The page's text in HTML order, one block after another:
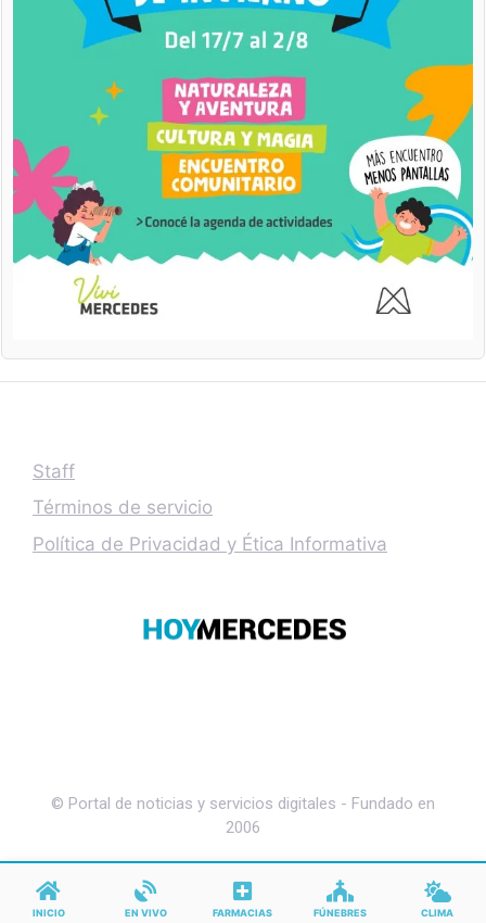
Staff
Términos de servicio
Política de Privacidad y Ética Informativa
© Portal de noticias y servicios digitales - Fundado en
2006
INICIO EN VIVO FARMACIAS FÚNEBRES CLIMA